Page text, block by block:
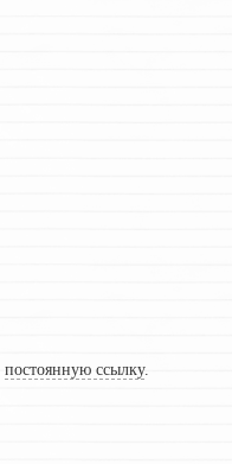
постоянную ссылку.